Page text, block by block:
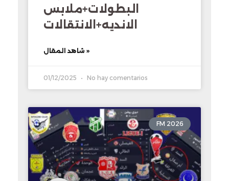
البطولات+ملابس
الانديه+الانتقالات
شاهد المقال »
01/12/2025 No hay comentarios
FM 2026